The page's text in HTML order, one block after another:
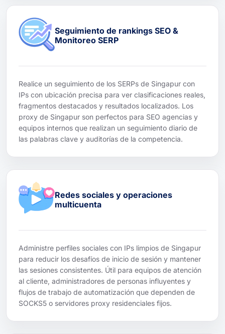
Seguimiento de rankings SEO &
Monitoreo SERP
Realice un seguimiento de los SERPs de Singapur con
IPs con ubicación precisa para ver clasificaciones reales,
fragmentos destacados y resultados localizados. Los
proxy de Singapur son perfectos para SEO agencias y
equipos internos que realizan un seguimiento diario de
las palabras clave y auditorías de la competencia.
Redes sociales y operaciones
multicuenta
Administre perfiles sociales con IPs limpios de Singapur
para reducir los desafíos de inicio de sesión y mantener
las sesiones consistentes. Útil para equipos de atención
al cliente, administradores de personas influyentes y
flujos de trabajo de automatización que dependen de
SOCKS5 o servidores proxy residenciales fijos.